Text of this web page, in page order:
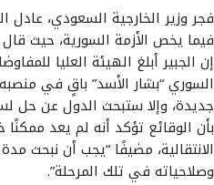
فجر وزير الخارجية السعودي، عادل
فيما يخص الأزمة السورية، حيث
إن الجبير أبلغ الهيئة العليا
السوري “بشار الأسد” باقٍ في
جديدة، وإلا ستبحث الدول عن حل
بأن الوقائع تؤكد أنه لم يعد
الانتقالية، مضيفًا “يجب أن نبحث
وصلاحياته في تلك المرحلة”.